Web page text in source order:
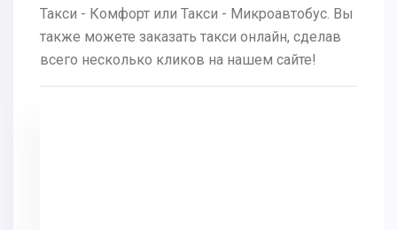
Такси - Комфорт или Такси - Микроавтобус. Вы
также можете заказать такси онлайн, сделав
всего несколько кликов на нашем сайте!